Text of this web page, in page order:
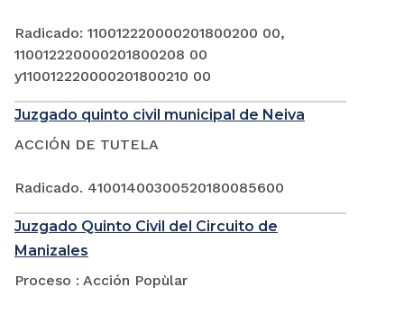
Radicado: 110012220000201800200 00,
110012220000201800208 00
y110012220000201800210 00
Juzgado quinto civil municipal de Neiva
ACCIÓN DE TUTELA
Radicado. 41001400300520180085600
Juzgado Quinto Civil del Circuito de
Manizales
Proceso : Acción Popùlar